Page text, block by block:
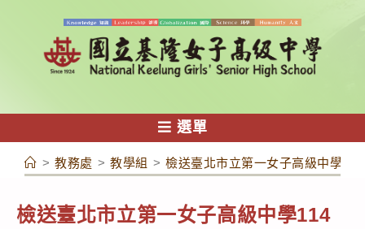
容
選單
> 教務處 > 教學組 > 檢送臺北市立第一女子高級中學
檢送臺北市立第一女子高級中學114